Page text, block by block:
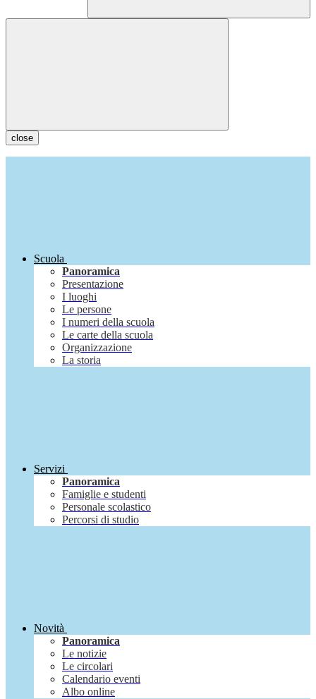
close
Scuola
Panoramica
Presentazione
I luoghi
Le persone
I numeri della scuola
Le carte della scuola
Organizzazione
La storia
Servizi
Panoramica
Famiglie e studenti
Personale scolastico
Percorsi di studio
Novità
Panoramica
Le notizie
Le circolari
Calendario eventi
Albo online